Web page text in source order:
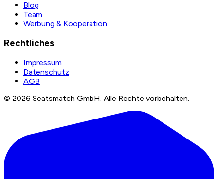
Blog
Team
Werbung & Kooperation
Rechtliches
Impressum
Datenschutz
AGB
© 2026 Seatsmatch GmbH. Alle Rechte vorbehalten.